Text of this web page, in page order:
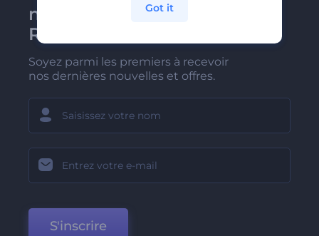
newsletter de
Renderforest
Soyez parmi les premiers à recevoir
nos dernières nouvelles et offres.
S'inscrire
Got it